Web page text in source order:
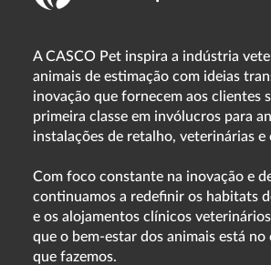
A CASCO Pet inspira a indústria
animais de estimação com ideias
inovação que fornecem aos clientes
primeira classe em invólucros para
instalações de retalho, veterinárias e
Com foco constante na inovação e
continuamos a redefinir os habitats
e os alojamentos clínicos
que o bem-estar dos animais está
que fazemos.